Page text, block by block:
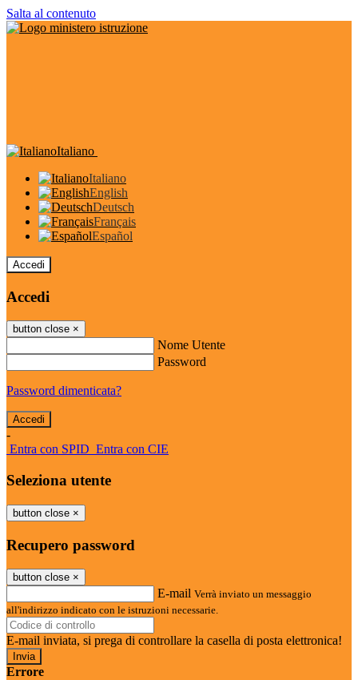
Salta al contenuto
Italiano
Italiano
English
Deutsch
Français
Español
Accedi
Accedi
button close ×
Nome Utente
Password
Password dimenticata?
-
Entra con SPID Entra con CIE
Seleziona utente
button close ×
Recupero password
button close ×
E-mail Verrà inviato un messaggio
all'indirizzo indicato con le istruzioni necessarie.
E-mail inviata, si prega di controllare la casella di posta elettronica!
Errore